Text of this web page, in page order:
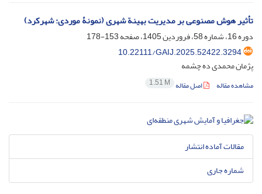
تأثیر هوش مصنوعی بر مدیریت بهینة شهری (نمونۀ موردی: شهرکرد)
دوره 16، شماره 58، فروردین 1405، صفحه
153-178
10.22111/GAIJ.2025.52422.3294
پژمان محمدی ده چشمه
مشاهده مقاله اصل مقاله 1.51 M
مقالات آماده انتشار
شماره جاری